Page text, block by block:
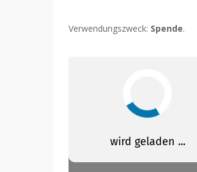
Verwendungszweck: Spende.